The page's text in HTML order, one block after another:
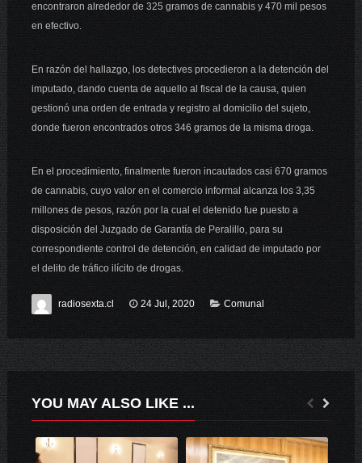
encontraron alrededor de 325 gramos de cannabis y 470 mil pesos
en efectivo.
En razón del hallazgo, los detectives procedieron a la detención del
imputado, dando cuenta de aquello al fiscal de la causa, quien
gestionó una orden de entrada y registro al domicilio del sujeto,
donde fueron encontrados otros 346 gramos de la misma droga.
En el procedimiento, finalmente fueron incautados casi 670 gramos
de cannabis, cuyo valor en el comercio informal alcanza los 3,35
millones de pesos, razón por la cual el detenido fue puesto a
disposición del Juzgado de Garantía de Peralillo, para su
correspondiente control de detención, en calidad de imputado por
el delito de tráfico ilícito de drogas.
radiosexta.cl 24 Jul, 2020 Comunal
YOU MAY ALSO LIKE ...